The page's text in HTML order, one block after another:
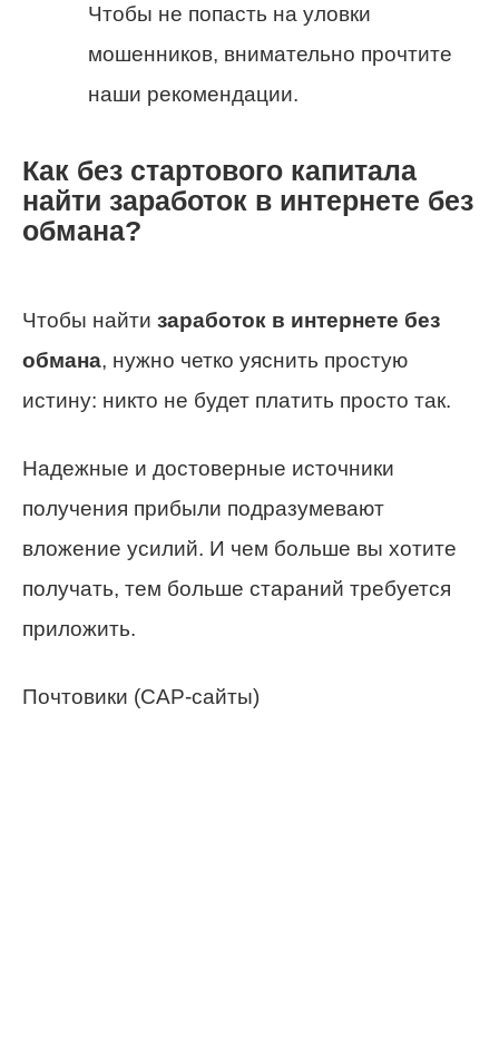
Чтобы не попасть на уловки
мошенников, внимательно прочтите
наши рекомендации.
Как без стартового капитала
найти заработок в интернете без
обмана?
Чтобы найти заработок в интернете без
обмана, нужно четко уяснить простую
истину: никто не будет платить просто так.
Надежные и достоверные источники
получения прибыли подразумевают
вложение усилий. И чем больше вы хотите
получать, тем больше стараний требуется
приложить.
Почтовики (САР-сайты)